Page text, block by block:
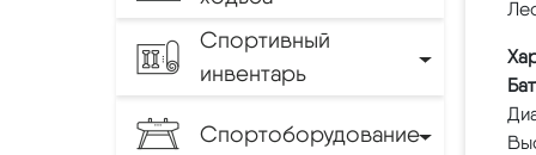
Спортивный
инвентарь
Спортоборудование